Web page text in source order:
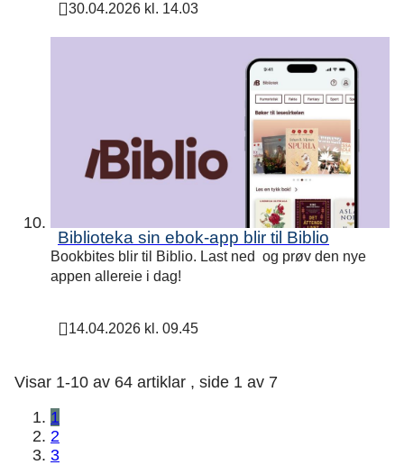
Publisert
30.04.2026 kl. 14.03
Biblioteka sin ebok-app blir til Biblio
Bookbites blir til Biblio. Last ned og prøv den nye
appen allereie i dag!
Publisert
14.04.2026 kl. 09.45
Visar 1-10 av 64 artiklar , side 1 av 7
1
2
3